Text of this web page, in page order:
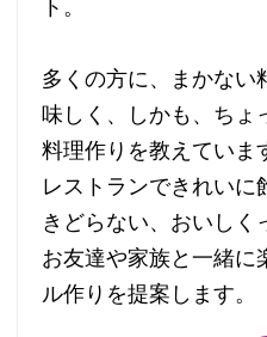
ト。
多くの方に、まかない
味しく、しかも、ちょ
料理作りを教えていま
レストランできれいに
きどらない、おいしく
お友達や家族と一緒に
ル作りを提案します。